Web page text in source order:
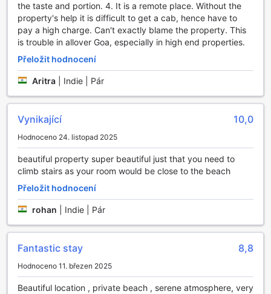
the taste and portion. 4. It is a remote place. Without the
property's help it is difficult to get a cab, hence have to
pay a high charge. Can't exactly blame the property. This
is trouble in allover Goa, especially in high end properties.
Přeložit hodnocení
Aritra Indie | Pár
Vynikající 10,0
Hodnoceno 24. listopad 2025
beautiful property super beautiful just that you need to
climb stairs as your room would be close to the beach
Přeložit hodnocení
rohan Indie | Pár
Fantastic stay 8,8
Hodnoceno 11. březen 2025
Beautiful location , private beach , serene atmosphere, very